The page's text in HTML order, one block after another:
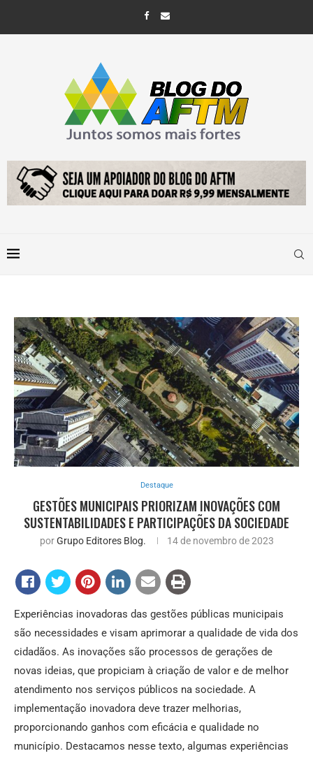
Destaque
GESTÕES MUNICIPAIS PRIORIZAM INOVAÇÕES COM
SUSTENTABILIDADES E PARTICIPAÇÕES DA SOCIEDADE
porGrupo Editores Blog. 14 de novembro de 2023
Experiências inovadoras das gestões públicas municipais
são necessidades e visam aprimorar a qualidade de vida dos
cidadãos. As inovações são processos de gerações de
novas ideias, que propiciam à criação de valor e de melhor
atendimento nos serviços públicos na sociedade. A
implementação inovadora deve trazer melhorias,
proporcionando ganhos com eficácia e qualidade no
município. Destacamos nesse texto, algumas experiências